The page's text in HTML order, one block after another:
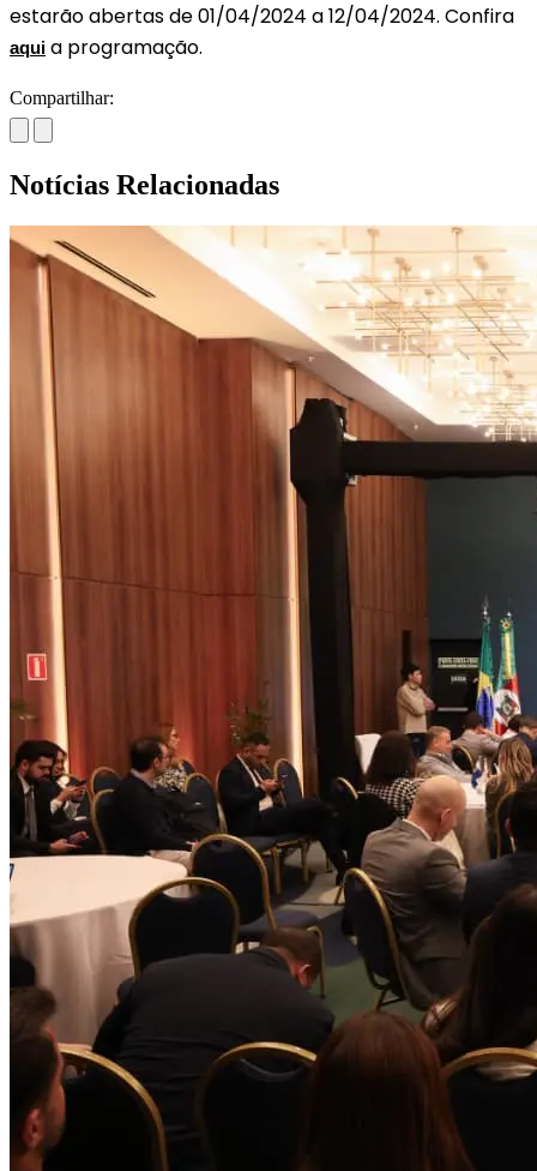
estarão abertas de 01/04/2024 a 12/04/2024. Confira
aqui a programação.
Compartilhar:
Notícias Relacionadas